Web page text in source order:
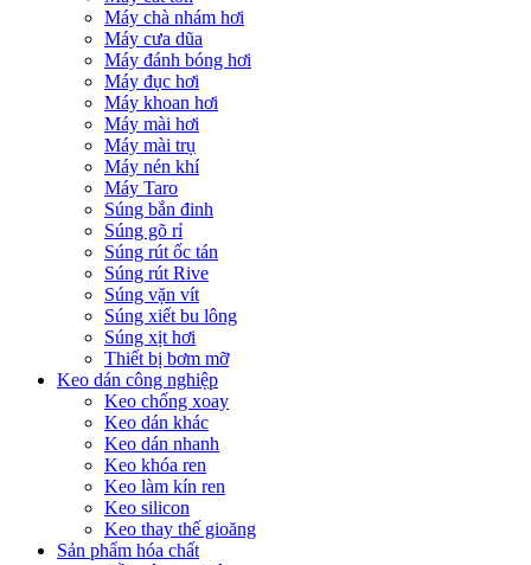
Máy chà nhám hơi
Máy cưa dũa
Máy đánh bóng hơi
Máy đục hơi
Máy khoan hơi
Máy mài hơi
Máy mài trụ
Máy nén khí
Máy Taro
Súng bắn đinh
Súng gõ rỉ
Súng rút ốc tán
Súng rút Rive
Súng vặn vít
Súng xiết bu lông
Súng xịt hơi
Thiết bị bơm mỡ
Keo dán công nghiệp
Keo chống xoay
Keo dán khác
Keo dán nhanh
Keo khóa ren
Keo làm kín ren
Keo silicon
Keo thay thế gioăng
Sản phẩm hóa chất